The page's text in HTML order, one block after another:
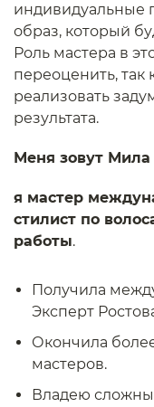
индивидуальные
образ, который
Роль мастера в
переоценить, так
реализовать
результата.
Меня зовут
я мастер
стилист по
работы.
Получила
Эксперт
Окончила
мастеров.
Владею